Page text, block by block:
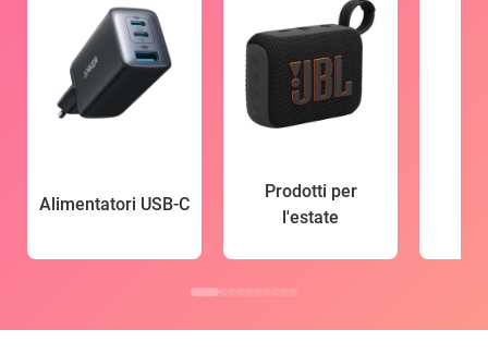
Alimentatori USB-C
Prodotti per
l'estate